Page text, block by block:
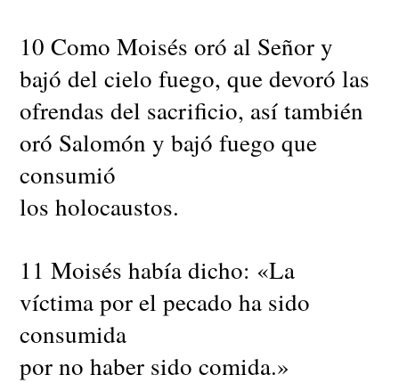
10 Como Moisés oró al Señor y
bajó del cielo fuego, que devoró las
ofrendas del sacrificio, así también
oró Salomón y bajó fuego que
consumió
los holocaustos.
11 Moisés había dicho: «La
víctima por el pecado ha sido
consumida
por no haber sido comida.»